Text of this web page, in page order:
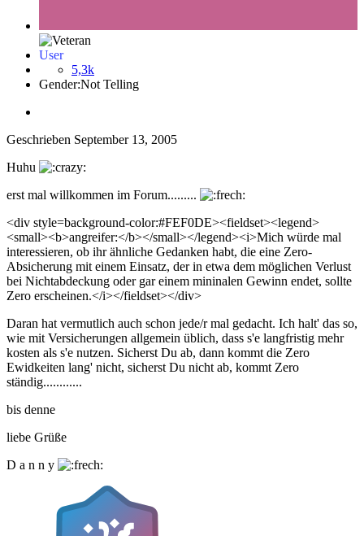
User
5,3k
Gender:Not Telling
Geschrieben September 13, 2005
Huhu
erst mal willkommen im Forum.........
<div style=background-color:#FEF0DE><fieldset><legend>
<small><b>angreifer:</b></small></legend><i>Mich würde mal
interessieren, ob ihr ähnliche Gedanken habt, die eine Zero-
Absicherung mit einem Einsatz, der in etwa dem möglichen Verlust
bei Nichtabdeckung oder gar einem mininalen Gewinn endet, sollte
Zero erscheinen.</i></fieldset></div>
Daran hat vermutlich auch schon jede/r mal gedacht. Ich halt' das so,
wie mit Versicherungen allgemein üblich, dass s'e langfristig mehr
kosten als s'e nutzen. Sicherst Du ab, dann kommt die Zero
Ewidkeiten lang' nicht, sicherst Du nicht ab, kommt Zero
ständig............
bis denne
liebe Grüße
D a n n y